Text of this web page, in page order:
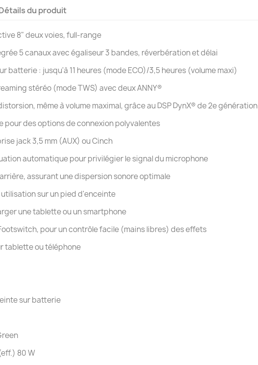
du produit
8" deux voies, full-range
5 canaux avec égaliseur 3 bandes, réverbération et délai
batterie : jusqu'à 11 heures (mode ECO)/3,5 heures (volume maxi)
stéréo (mode TWS) avec deux ANNY®
même à volume maximal, grâce au DSP DynX® de 2e génération
pour des options de connexion polyvalentes
jack 3,5 mm (AUX) ou Cinch
automatique pour privilégier le signal du microphone
assurant une dispersion sonore optimale
utilisation sur un pied d'enceinte
une tablette ou un smartphone
pour un contrôle facile (mains libres) des effets
tablette ou téléphone
sur batterie
80 W